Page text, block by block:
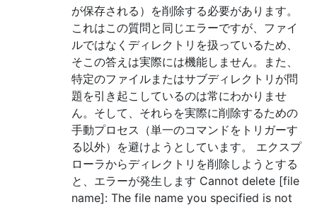
が保存される）を削除する必要があります。
これはこの質問と同じエラーですが、ファイ
ルではなくディレクトリを扱っているため、
そこの答えは実際には機能しません。また、
特定のファイルまたはサブディレクトリが問
題を引き起こしているのは常にわかりませ
ん。そして、それらを実際に削除するための
手動プロセス（単一のコマンドをトリガーす
る以外）を避けようとしています。 エクスプ
ローラからディレクトリを削除しようとする
と、エラーが発生します Cannot delete [file
name]: The file name you specified is not